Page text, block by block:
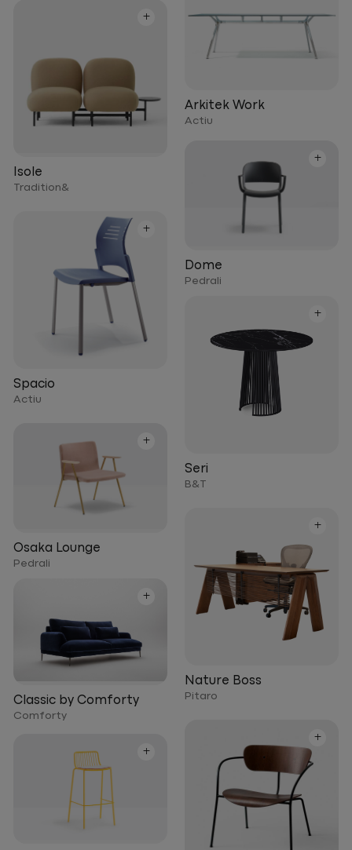
Arkitek Work
Actiu
+
Isole
Tradition&
+
Dome
Pedrali
+
Spacio
Actiu
+
Seri
B&T
+
Osaka Lounge
Pedrali
+
Nature Boss
Pitaro
+
Classic by Comforty
Comforty
+
+